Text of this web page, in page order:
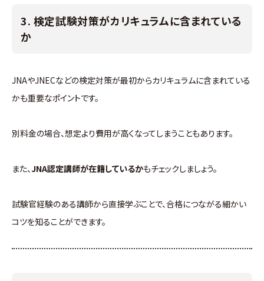
3. 検定試験対策がカリキュラムに含まれている
か
JNAやJNECなどの検定対策が最初からカリキュラムに含まれている
かも重要なポイントです。
別料金の場合、想定より費用が高くなってしまうこともあります。
また、JNA認定講師が在籍しているかもチェックしましょう。
試験官経験のある講師から直接学ぶことで、合格につながる細かい
コツを知ることができます。